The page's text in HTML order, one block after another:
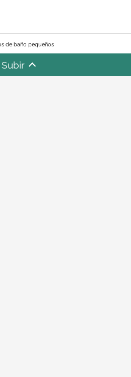
de baño pequeños
Subir